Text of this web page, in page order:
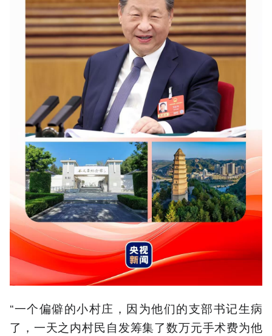
“一个偏僻的小村庄，因为他们的支部书记生病
了，一天之内村民自发筹集了数万元手术费为他